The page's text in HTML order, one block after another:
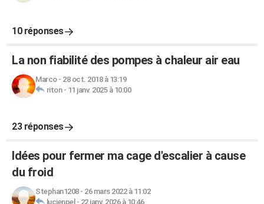
10 réponses
La non fiabilité des pompes à chaleur air eau
Marco- 28 oct. 2018 à 13:19
riton- 11 janv. 2025 à 10:00
23 réponses
Idées pour fermer ma cage d'escalier à cause
du froid
Stephan1208- 26 mars 2022 à 11:02
lucienpel - 22 janv. 2026 à 10:46